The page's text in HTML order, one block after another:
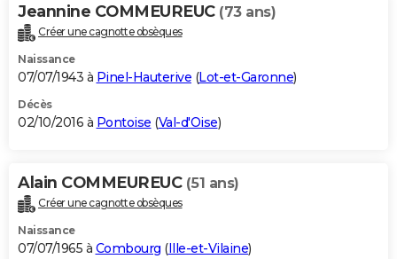
Jeannine COMMEUREUC (73 ans)
Créer une cagnotte obsèques
Naissance
07/07/1943 à Pinel-Hauterive (Lot-et-Garonne)
Décès
02/10/2016 à Pontoise (Val-d'Oise)
Alain COMMEUREUC (51 ans)
Créer une cagnotte obsèques
Naissance
07/07/1965 à Combourg (Ille-et-Vilaine)